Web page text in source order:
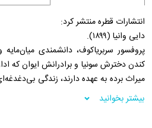
انتشارات قطره منتشر کرد:
دایی وانیا (۱۸۹۹).
پروفسور سربریاکوف، دانشمندی
کندن دخترش سونیا و برادرانش ایوان که
میراث برده به عهده دارند، زندگی
یلنا، دختر جوانی که مجذوب شهرت او شده،
خودخواهی سربریاکوف کار اداره ملک را
بیشتر بخوانید